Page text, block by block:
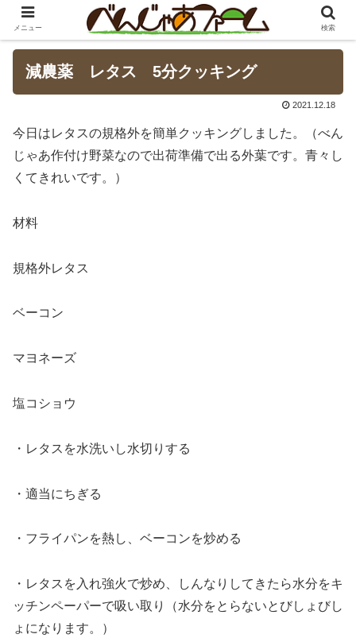
減農薬 レタス 5分クッキング
2021.12.18
今日はレタスの規格外を簡単クッキングしました。（べん
じゃあ作付け野菜なので出荷準備で出る外葉です。青々し
くてきれいです。）
材料
規格外レタス
ベーコン
マヨネーズ
塩コショウ
・レタスを水洗いし水切りする
・適当にちぎる
・フライパンを熱し、ベーコンを炒める
・レタスを入れ強火で炒め、しんなりしてきたら水分をキ
ッチンペーパーで吸い取り（水分をとらないとびしょびし
ょになります。）
メニュー 検索